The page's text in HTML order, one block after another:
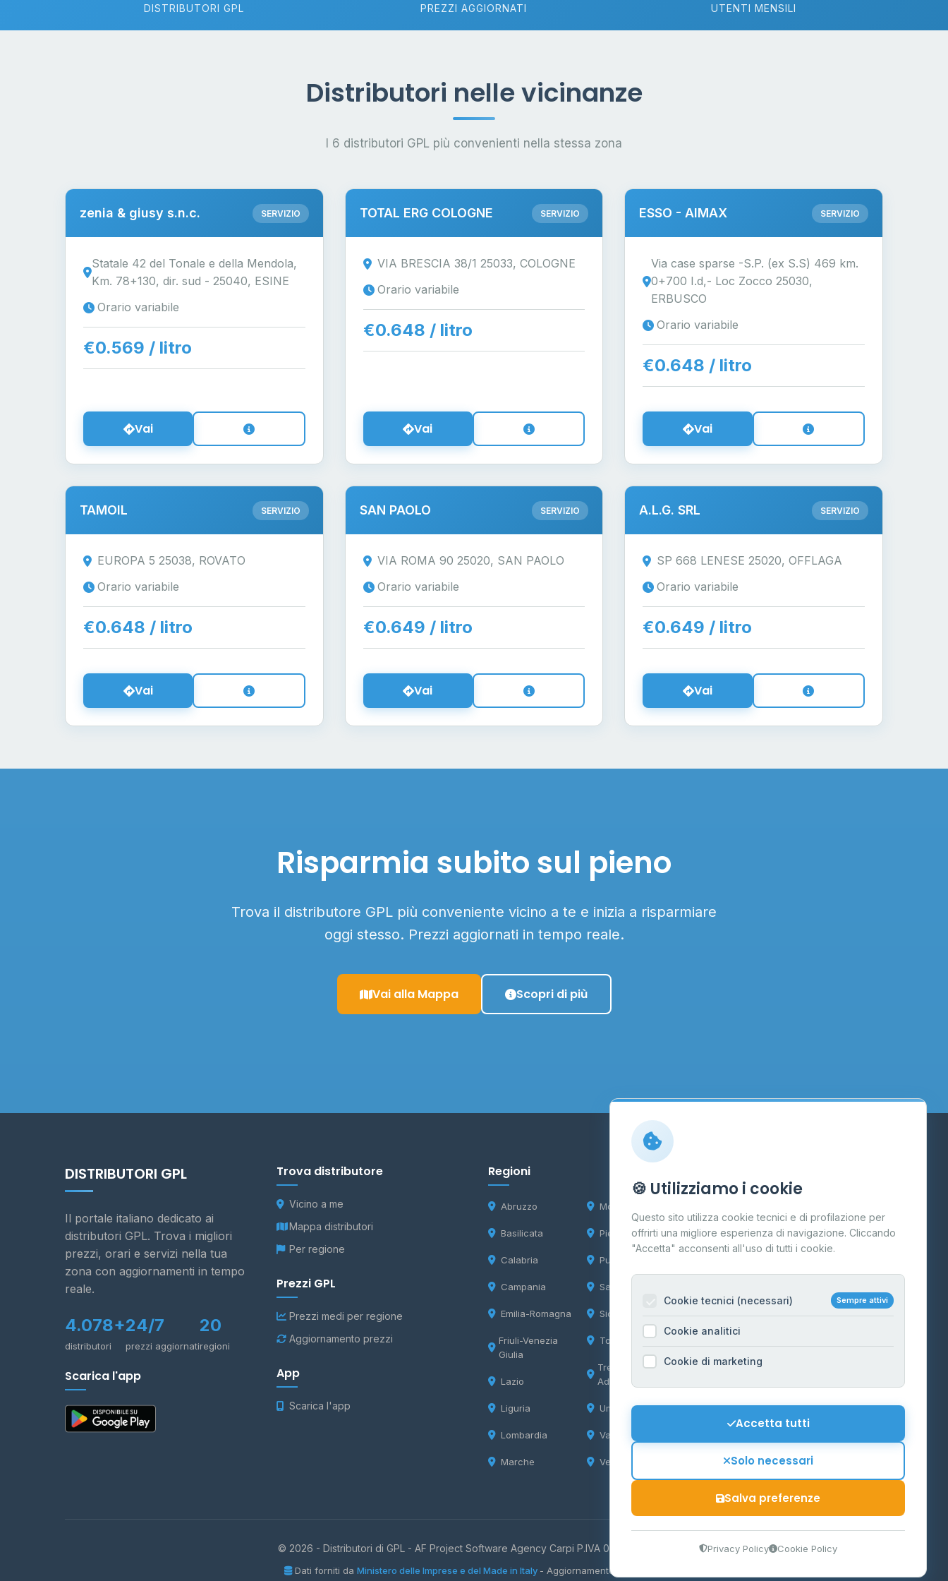
DISTRIBUTORI GPL PREZZI AGGIORNATI UTENTI MENSILI
Distributori nelle vicinanze
I 6 distributori GPL più convenienti nella stessa zona
zenia & giusy s.n.c. SERVIZIO
Statale 42 del Tonale e della Mendola,
Km. 78+130, dir. sud - 25040, ESINE
Orario variabile
€0.569 / litro
Vai
TOTAL ERG COLOGNE SERVIZIO
VIA BRESCIA 38/1 25033, COLOGNE
Orario variabile
€0.648 / litro
Vai
ESSO - AIMAX SERVIZIO
Via case sparse -S.P. (ex S.S) 469 km.
0+700 I.d,- Loc Zocco 25030,
ERBUSCO
Orario variabile
€0.648 / litro
Vai
TAMOIL SERVIZIO
EUROPA 5 25038, ROVATO
Orario variabile
€0.648 / litro
Vai
SAN PAOLO SERVIZIO
VIA ROMA 90 25020, SAN PAOLO
Orario variabile
€0.649 / litro
Vai
A.L.G. SRL SERVIZIO
SP 668 LENESE 25020, OFFLAGA
Orario variabile
€0.649 / litro
Vai
Risparmia subito sul pieno
Trova il distributore GPL più conveniente vicino a te e inizia a risparmiare
oggi stesso. Prezzi aggiornati in tempo reale.
Vai alla Mappa Scopri di più
DISTRIBUTORI GPL
Il portale italiano dedicato ai
distributori GPL. Trova i migliori
prezzi, orari e servizi nella tua
zona con aggiornamenti in tempo
reale.
4.078+
distributori
24/7
prezzi aggiornati
20
regioni
Scarica l'app
Trova distributore
Vicino a me
Mappa distributori
Per regione
Prezzi GPL
Prezzi medi per regione
Aggiornamento prezzi
App
Scarica l'app
Regioni
Abruzzo
Basilicata
Calabria
Campania
Emilia-Romagna
Friuli-Venezia
Giulia
Lazio
Liguria
Lombardia
Marche
Molise
Piemonte
Puglia
Sardegna
Sicilia
Toscana
Trentino-Alto
Adige
Umbria
Valle d'Aosta
Veneto
Contatti
Per gestori
Informazioni legali
Privacy Policy
Cookie Policy
Mappa del sito
Contattaci
© 2026 - Distributori di GPL - AF Project Software Agency Carpi P.IVA 03859300364
Dati forniti da Ministero delle Imprese e del Made in Italy - Aggiornamento quotidiano
🍪 Utilizziamo i cookie
Questo sito utilizza cookie tecnici e di profilazione per
offrirti una migliore esperienza di navigazione. Cliccando
"Accetta" acconsenti all'uso di tutti i cookie.
Cookie tecnici (necessari) Sempre attivi
Cookie analitici
Cookie di marketing
Accetta tutti
Solo necessari
Salva preferenze
Privacy Policy Cookie Policy